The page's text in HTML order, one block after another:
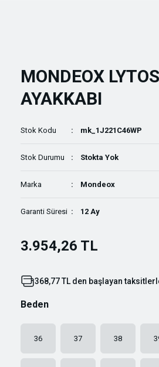
MONDEOX
AYAKKABI
Stok Kodu mk_1J221C46WP
Stok Durumu Stokta Yok
Marka Mondeox
Garanti Süresi 12 Ay
3.954,26 TL
368,77 TL den başlayan
Beden
36 37 38